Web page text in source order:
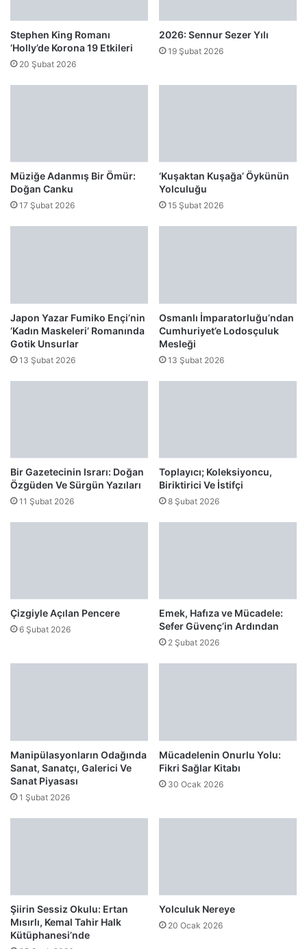
Stephen King Romanı
‘Holly’de Korona 19 Etkileri
20 Şubat 2026
2026: Sennur Sezer Yılı
19 Şubat 2026
Müziğe Adanmış Bir Ömür:
Doğan Canku
17 Şubat 2026
‘Kuşaktan Kuşağa’ Öykünün
Yolculuğu
15 Şubat 2026
Japon Yazar Fumiko Ençi’nin
‘Kadın Maskeleri’ Romanında
Gotik Unsurlar
13 Şubat 2026
Osmanlı İmparatorluğu’ndan
Cumhuriyet’e Lodosçuluk
Mesleği
13 Şubat 2026
Bir Gazetecinin Israrı: Doğan
Özgüden Ve Sürgün Yazıları
11 Şubat 2026
Toplayıcı; Koleksiyoncu,
Biriktirici Ve İstifçi
8 Şubat 2026
Çizgiyle Açılan Pencere
6 Şubat 2026
Emek, Hafıza ve Mücadele:
Sefer Güvenç’in Ardından
2 Şubat 2026
Manipülasyonların Odağında
Sanat, Sanatçı, Galerici Ve
Sanat Piyasası
1 Şubat 2026
Mücadelenin Onurlu Yolu:
Fikri Sağlar Kitabı
30 Ocak 2026
Şiirin Sessiz Okulu: Ertan
Mısırlı, Kemal Tahir Halk
Kütüphanesi’nde
Yolculuk Nereye
20 Ocak 2026